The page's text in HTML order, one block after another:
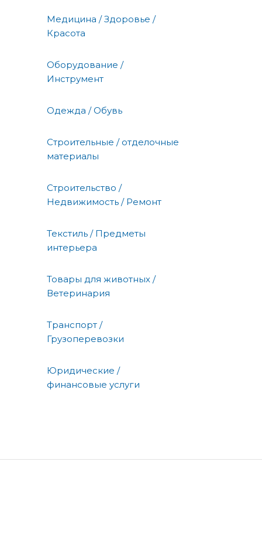
Медицина / Здоровье /
Красота
Оборудование /
Инструмент
Одежда / Обувь
Строительные / отделочные
материалы
Строительство /
Недвижимость / Ремонт
Текстиль / Предметы
интерьера
Товары для животных /
Ветеринария
Транспорт /
Грузоперевозки
Юридические /
финансовые услуги